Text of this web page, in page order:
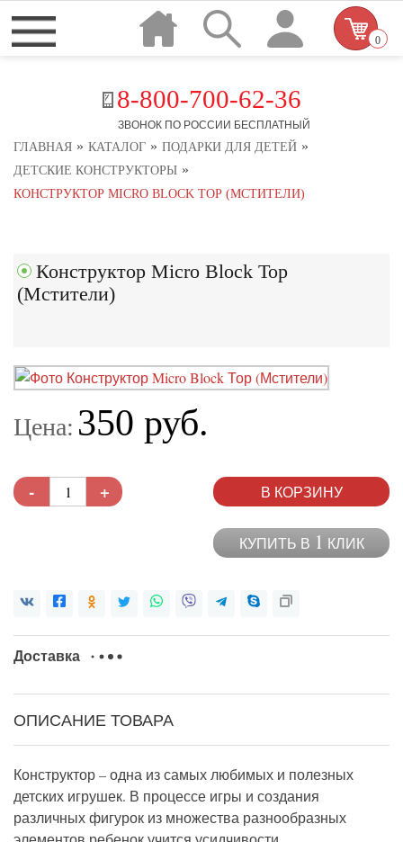
8-800-700-62-36
ЗВОНОК ПО РОССИИ БЕСПЛАТНЫЙ
0
ГЛАВНАЯ » КАТАЛОГ » ПОДАРКИ ДЛЯ ДЕТЕЙ »
ДЕТСКИЕ КОНСТРУКТОРЫ »
КОНСТРУКТОР MICRO BLOCK ТОР (МСТИТЕЛИ)
Конструктор Micro Block Тор
(Мстители)
Цена: 350 руб.
- + В КОРЗИНУ
КУПИТЬ В 1 КЛИК
Доставка
ОПИСАНИЕ ТОВАРА
Конструктор – одна из самых любимых и полезных
детских игрушек. В процессе игры и создания
различных фигурок из множества разнообразных